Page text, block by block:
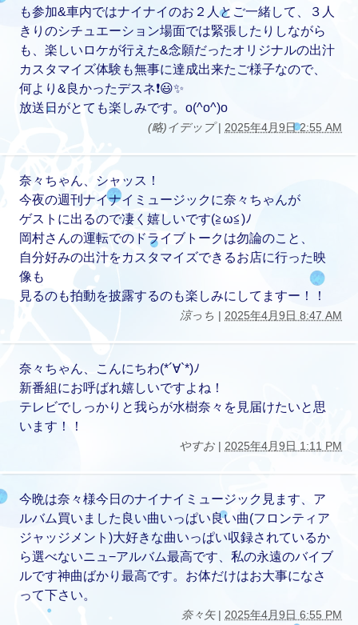
も参加&車内ではナイナイのお２人とご一緒して、３人
きりのシチュエーション場面では緊張したりしながら
も、楽しいロケが行えた&念願だったオリジナルの出汁
カスタマイズ体験も無事に達成出来たご様子なので、
何より&良かったデスネ❗😃✨
放送日がとても楽しみです。o(^o^)o
(略)イデップ| 2025年4月9日 2:55 AM
奈々ちゃん、シャッス！
今夜の週刊ナイナイミュージックに奈々ちゃんが
ゲストに出るので凄く嬉しいです(≧ω≦)ﾉ
岡村さんの運転でのドライブトークは勿論のこと、
自分好みの出汁をカスタマイズできるお店に行った映
像も
見るのも拍動を披露するのも楽しみにしてますー！！
涼っち | 2025年4月9日 8:47 AM
奈々ちゃん、こんにちわ(*´∀`*)ﾉ
新番組にお呼ばれ嬉しいですよね！
テレビでしっかりと我らが水樹奈々を見届けたいと思
います！！
やすお | 2025年4月9日 1:11 PM
今晩は奈々様今日のナイナイミュージック見ます、ア
ルバム買いました良い曲いっぱい良い曲(フロンティア
ジャッジメント)大好きな曲いっぱい収録されているか
ら選べないニュ−アルバム最高です、私の永遠のバイブ
ルです神曲ばかり最高です。お体だけはお大事になさ
って下さい。
奈々矢| 2025年4月9日 6:55 PM